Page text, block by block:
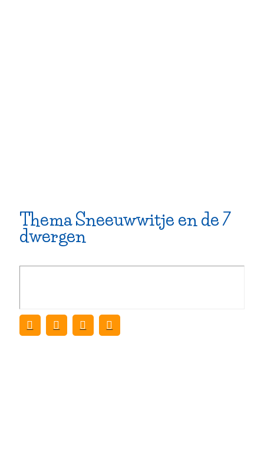
Thema Sneeuwwitje en de 7
dwergen